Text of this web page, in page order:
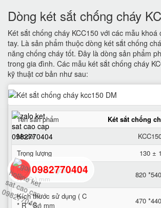
Dòng két sắt chống cháy
Két sắt chống cháy KCC150 với các mẫu khoá
tay. Là sản phẩm thuộc dòng két sắt chống
năng chống cháy tốt. Đây là dòng sản phẩm
trong gia đình. Các mẫu két sắt chống cháy
kỹ thuật cơ bản như sau:
Tên sản phẩm
Két sắt chống
Model
Trọng lượng
130 ±
Kích thước ngoài ( C *
R * S ) mm
820
Kích thước sử dụng ( C
* R * S ) mm
470
0982770404